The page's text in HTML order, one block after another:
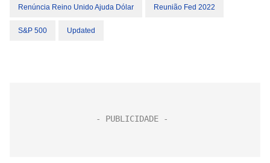
Renúncia Reino Unido Ajuda Dólar Reunião Fed 2022
S&P 500 Updated